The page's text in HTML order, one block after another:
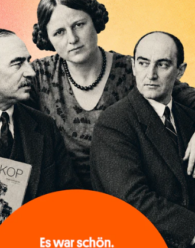
eigentlich noch Machiavelli? Der
die Waffen ergreift, ist Anstifter des
blasphemisch anmutet in einer Zeit, in
sein scheint. Und auch die alte Linke, die
geißelte, mochte Machiavelli, den
ist heute überhaupt noch links? Eine
seit mindestens einem Jahrzehnt
in Auflösung begriffen. Doch der
Kopf gestellt: Bei den Grünen und in der
Linkspartei fordert man
und bejubelt jeden neuen Antrag auf eine
Russlands. Die SPD, der noch immer eine
wird, spielt halbherzig mit.